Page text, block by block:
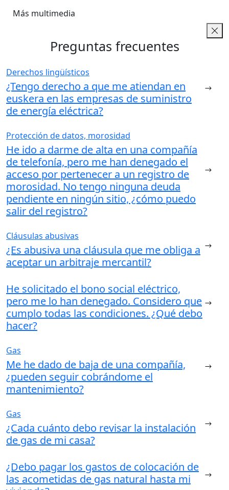
Más multimedia
Preguntas frecuentes
Derechos lingüísticos
¿Tengo derecho a que me atiendan en
euskera en las empresas de suministro
de energía eléctrica?
Protección de datos, morosidad
He ido a darme de alta en una compañía
de telefonía, pero me han denegado el
acceso por pertenecer a un registro de
morosidad. No tengo ninguna deuda
pendiente en ningún sitio, ¿cómo puedo
salir del registro?
Cláusulas abusivas
¿Es abusiva una cláusula que me obliga a
aceptar un arbitraje mercantil?
He solicitado el bono social eléctrico,
pero me lo han denegado. Considero que
cumplo todas las condiciones. ¿Qué debo
hacer?
Gas
Me he dado de baja de una compañía,
¿pueden seguir cobrándome el
mantenimiento?
Gas
¿Cada cuánto debo revisar la instalación
de gas de mi casa?
¿Debo pagar los gastos de colocación de
las acometidas de gas natural hasta mi